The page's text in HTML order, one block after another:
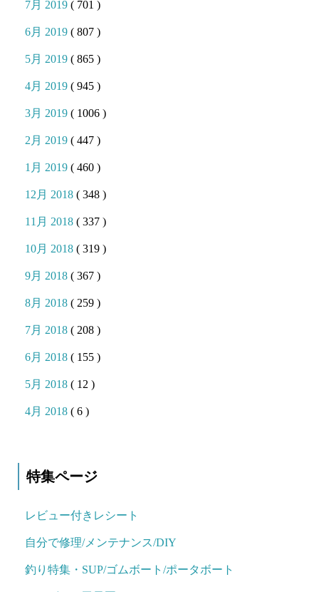
7月 2019( 701 )
6月 2019( 807 )
5月 2019( 865 )
4月 2019( 945 )
3月 2019( 1006 )
2月 2019( 447 )
1月 2019( 460 )
12月 2018( 348 )
11月 2018( 337 )
10月 2018( 319 )
9月 2018( 367 )
8月 2018( 259 )
7月 2018( 208 )
6月 2018( 155 )
5月 2018( 12 )
4月 2018( 6 )
特集ページ
レビュー付きレシート
自分で修理/メンテナンス/DIY
釣り特集・SUP/ゴムボート/ポータボート